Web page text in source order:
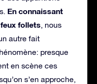
En connaissant
follets, nous
autre fait
presque
en scène ces
s’en approche,